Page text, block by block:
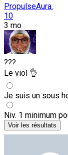
PropulseAura.
10
3 mo
???
Le viol 👌
Je suis un sous
Niv. 1 minimum
Voir les résultats